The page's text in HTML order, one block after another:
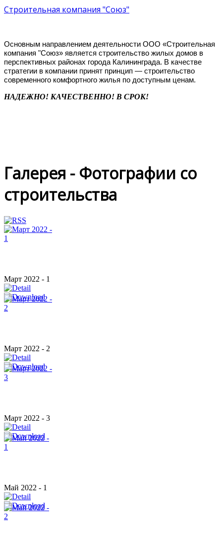
Строительная компания "Союз"
Основным направлением деятельности ООО «Строительная
компания "Союз» является строительство жилых домов в
перспективных районах города Калининграда. В качестве
стратегии в компании принят принцип — строительство
современного комфортного жилья по доступным ценам.
НАДЕЖНО! КАЧЕСТВЕННО! В СРОК!
Галерея - Фотографии со
строительства
Март 2022 - 1
Март 2022 - 2
Март 2022 - 3
Май 2022 - 1